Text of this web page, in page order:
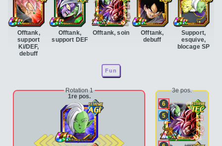
Offtank,
support
Ki/DEF,
debuff
Offtank,
support DEF
Offtank, soin
Offtank,
debuff
Support,
esquive,
blocage SP
Fun
Rotation 1
1re pos.
2e pos.
3e pos.
6
5